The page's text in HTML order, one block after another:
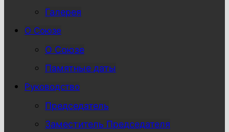
Галерея
О Союзе
О Союзе
Памятные даты
Руководство
Председатель
Заместитель Председателя